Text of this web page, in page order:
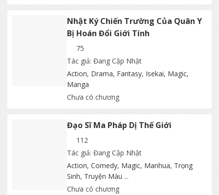
Nhật Ký Chiến Trường Của Quân Y
Bị Hoán Đổi Giới Tính
75
Tác giả: Đang Cập Nhật
Action, Drama, Fantasy, Isekai, Magic,
Manga
Chưa có chương
Đạo Sĩ Ma Pháp Dị Thế Giới
112
Tác giả: Đang Cập Nhật
Action, Comedy, Magic, Manhua, Trọng
Sinh, Truyện Màu ...
Chưa có chương